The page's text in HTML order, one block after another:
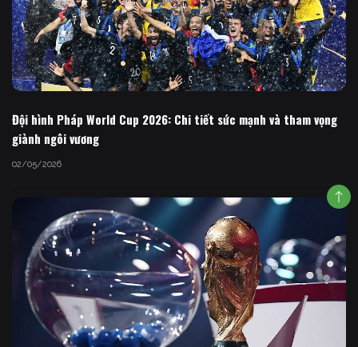
Đội hình Pháp World Cup 2026: Chi tiết sức mạnh và tham vọng
giành ngôi vương
02/05/2026